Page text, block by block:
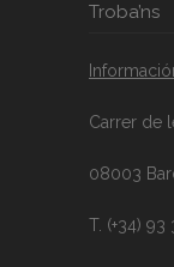
Troba’ns
Carrer de
08003
T. (+34) 93